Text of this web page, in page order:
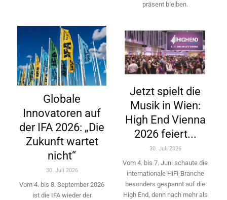
präsent bleiben.
Globale
Innovatoren auf
der IFA 2026: „Die
Zukunft wartet
nicht“
30. Juli 2026
Vom 4. bis 8. September 2026
ist die IFA wieder der
Jetzt spielt die
Musik in Wien:
High End Vienna
2026 feiert...
30. Juli 2026
Vom 4. bis 7. Juni schaute die
internationale HiFi-Branche
besonders gespannt auf die
High End, denn nach mehr als